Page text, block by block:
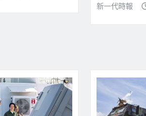
新一代時報